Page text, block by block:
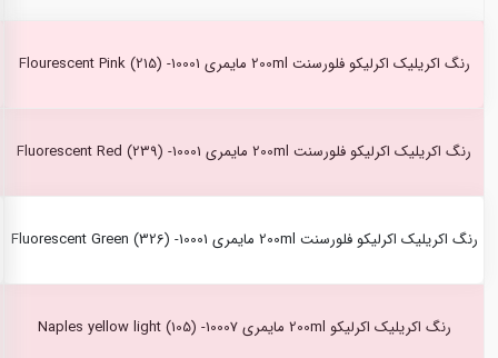
رنگ اکریلیک اکرلیکو فلورسنت 200ml مایمری Flourescent Pink (215) -10001
رنگ اکریلیک اکرلیکو فلورسنت 200ml مایمری Fluorescent Red (239) -10001
رنگ اکریلیک اکرلیکو فلورسنت 200ml مایمری Fluorescent Green (326) -10001
رنگ اکریلیک اکرلیکو 200ml مایمری Naples yellow light (105) -10007